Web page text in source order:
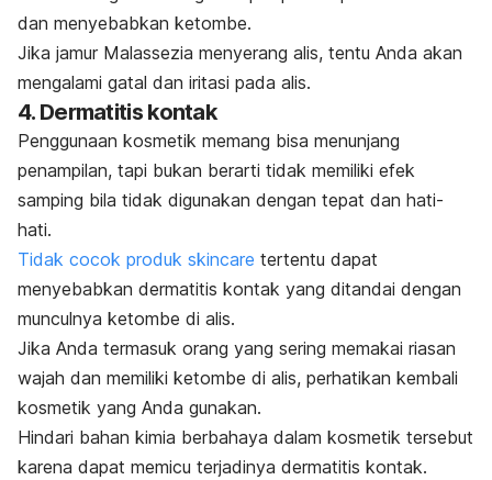
dan menyebabkan ketombe.
Jika jamur Malassezia menyerang alis, tentu Anda akan
mengalami gatal dan iritasi pada alis.
4. Dermatitis kontak
Penggunaan kosmetik memang bisa menunjang
penampilan, tapi bukan berarti tidak memiliki efek
samping bila tidak digunakan dengan tepat dan hati-
hati.
Tidak cocok produk skincare tertentu dapat
menyebabkan dermatitis kontak yang ditandai dengan
munculnya ketombe di alis.
Jika Anda termasuk orang yang sering memakai riasan
wajah dan memiliki ketombe di alis, perhatikan kembali
kosmetik yang Anda gunakan.
Hindari bahan kimia berbahaya dalam kosmetik tersebut
karena dapat memicu terjadinya dermatitis kontak.